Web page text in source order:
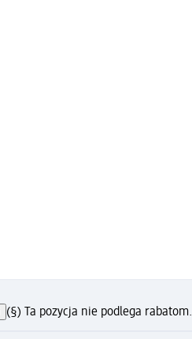
(§) Ta pozycja nie podlega rabatom.